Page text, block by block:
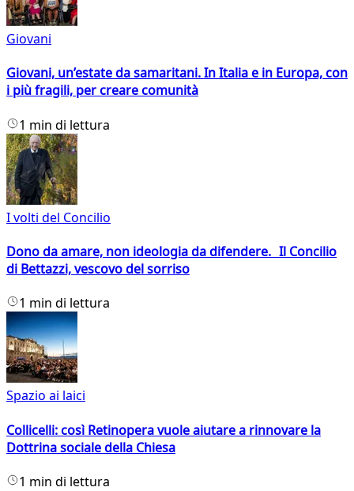
Giovani
Giovani, un’estate da samaritani. In Italia e in Europa, con
i più fragili, per creare comunità
1 min di lettura
I volti del Concilio
Dono da amare, non ideologia da difendere. Il Concilio
di Bettazzi, vescovo del sorriso
1 min di lettura
Spazio ai laici
Collicelli: così Retinopera vuole aiutare a rinnovare la
Dottrina sociale della Chiesa
1 min di lettura